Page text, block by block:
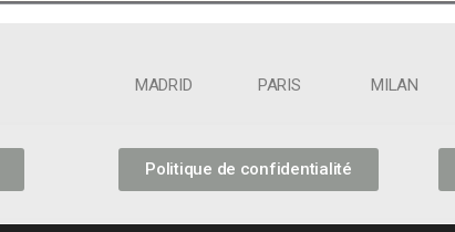
MADRID PARIS MILAN
Politique de confidentialité